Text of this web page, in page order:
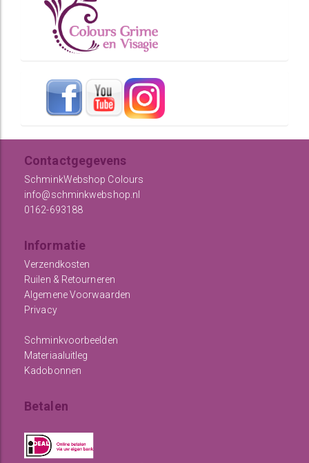
Contactgegevens
SchminkWebshop Colours
info@schminkwebshop.nl
0162-693188
Informatie
Verzendkosten
Ruilen & Retourneren
Algemene Voorwaarden
Privacy
Schminkvoorbeelden
Materiaaluitleg
Kadobonnen
Betalen